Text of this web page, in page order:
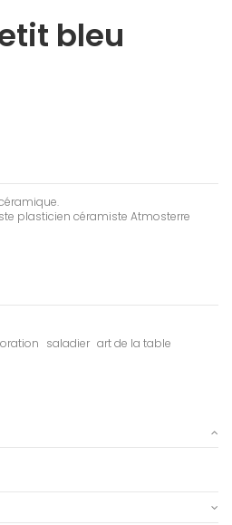
bleu
plasticien céramiste Atmosterre
saladier art de la table